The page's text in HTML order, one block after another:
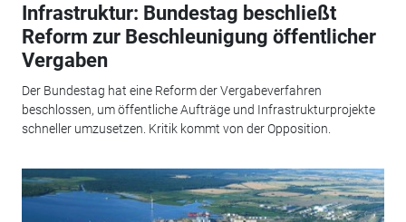
Infrastruktur: Bundestag beschließt
Reform zur Beschleunigung öffentlicher
Vergaben
Der Bundestag hat eine Reform der Vergabeverfahren
beschlossen, um öffentliche Aufträge und Infrastrukturprojekte
schneller umzusetzen. Kritik kommt von der Opposition.